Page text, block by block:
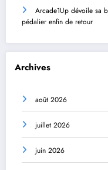
Arcade1Up dévoile sa
pédalier enfin de retour
Archives
août 2026
juillet 2026
juin 2026